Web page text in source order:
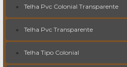
Telha Pvc Colonial Transparente
Telha Pvc Transparente
Telha Tipo Colonial